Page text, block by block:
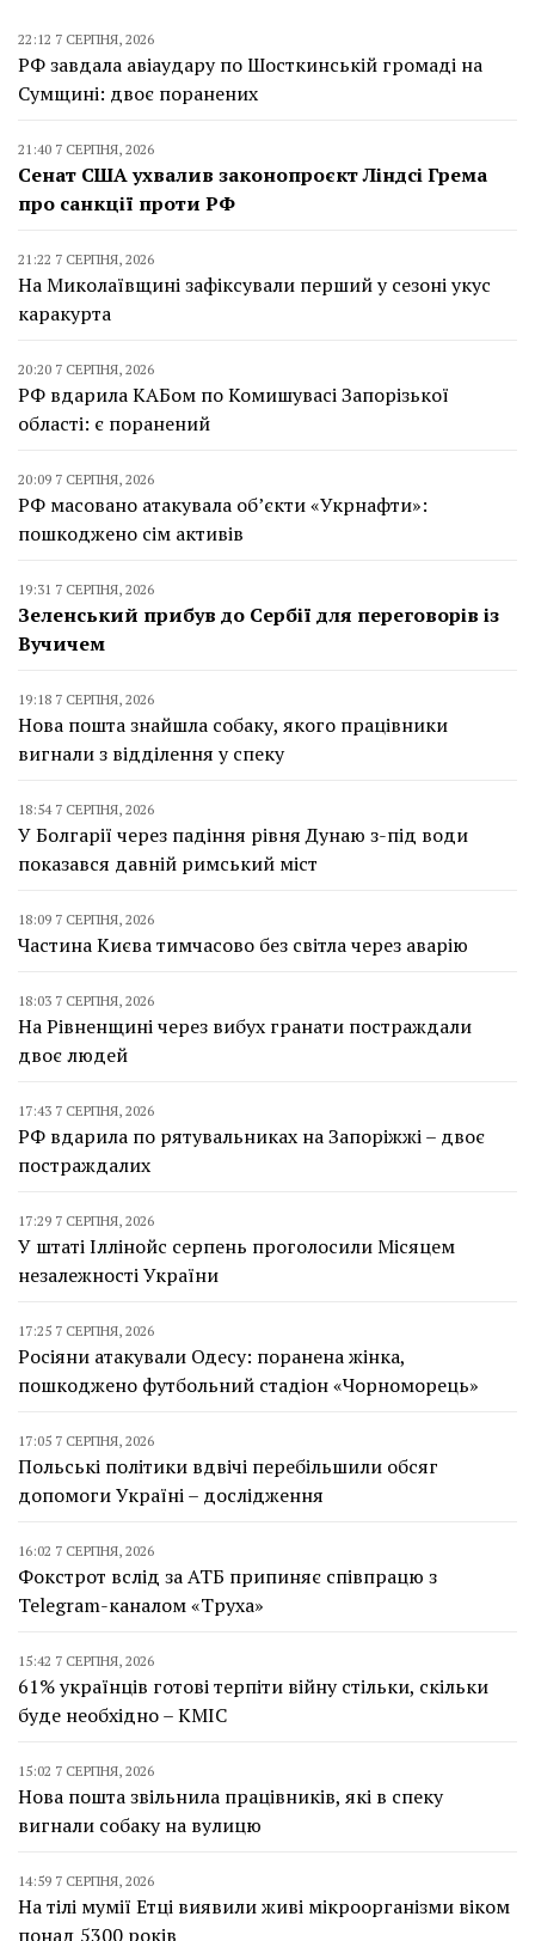
22:12 7 СЕРПНЯ, 2026
РФ завдала авіаудару по Шосткинській громаді на
Сумщині: двоє поранених
21:40 7 СЕРПНЯ, 2026
Сенат США ухвалив законопроєкт Ліндсі Грема
про санкції проти РФ
21:22 7 СЕРПНЯ, 2026
На Миколаївщині зафіксували перший у сезоні укус
каракурта
20:20 7 СЕРПНЯ, 2026
РФ вдарила КАБом по Комишувасі Запорізької
області: є поранений
20:09 7 СЕРПНЯ, 2026
РФ масовано атакувала об’єкти «Укрнафти»:
пошкоджено сім активів
19:31 7 СЕРПНЯ, 2026
Зеленський прибув до Сербії для переговорів із
Вучичем
19:18 7 СЕРПНЯ, 2026
Нова пошта знайшла собаку, якого працівники
вигнали з відділення у спеку
18:54 7 СЕРПНЯ, 2026
У Болгарії через падіння рівня Дунаю з-під води
показався давній римський міст
18:09 7 СЕРПНЯ, 2026
Частина Києва тимчасово без світла через аварію
18:03 7 СЕРПНЯ, 2026
На Рівненщині через вибух гранати постраждали
двоє людей
17:43 7 СЕРПНЯ, 2026
РФ вдарила по рятувальниках на Запоріжжі – двоє
постраждалих
17:29 7 СЕРПНЯ, 2026
У штаті Іллінойс серпень проголосили Місяцем
незалежності України
17:25 7 СЕРПНЯ, 2026
Росіяни атакували Одесу: поранена жінка,
пошкоджено футбольний стадіон «Чорноморець»
17:05 7 СЕРПНЯ, 2026
Польські політики вдвічі перебільшили обсяг
допомоги Україні – дослідження
16:02 7 СЕРПНЯ, 2026
Фокстрот вслід за АТБ припиняє співпрацю з
Telegram-каналом «Труха»
15:42 7 СЕРПНЯ, 2026
61% українців готові терпіти війну стільки, скільки
буде необхідно – КМІС
15:02 7 СЕРПНЯ, 2026
Нова пошта звільнила працівників, які в спеку
вигнали собаку на вулицю
14:59 7 СЕРПНЯ, 2026
На тілі мумії Етці виявили живі мікроорганізми віком
понад 5300 років